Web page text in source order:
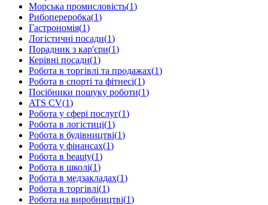
Морська промисловість(1)
Рибопереробка(1)
Гастрономія(1)
Логістичні посади(1)
Порадник з кар'єри(1)
Керівні посади(1)
Робота в торгівлі та продажах(1)
Робота в спорті та фітнесі(1)
Посібники пошуку роботи(1)
ATS CV(1)
Робота у сфері послуг(1)
Робота в логістиці(1)
Робота в будівництві(1)
Робота у фінансах(1)
Робота в beauty(1)
Робота в школі(1)
Робота в медзакладах(1)
Робота в торгівлі(1)
Робота на виробництві(1)